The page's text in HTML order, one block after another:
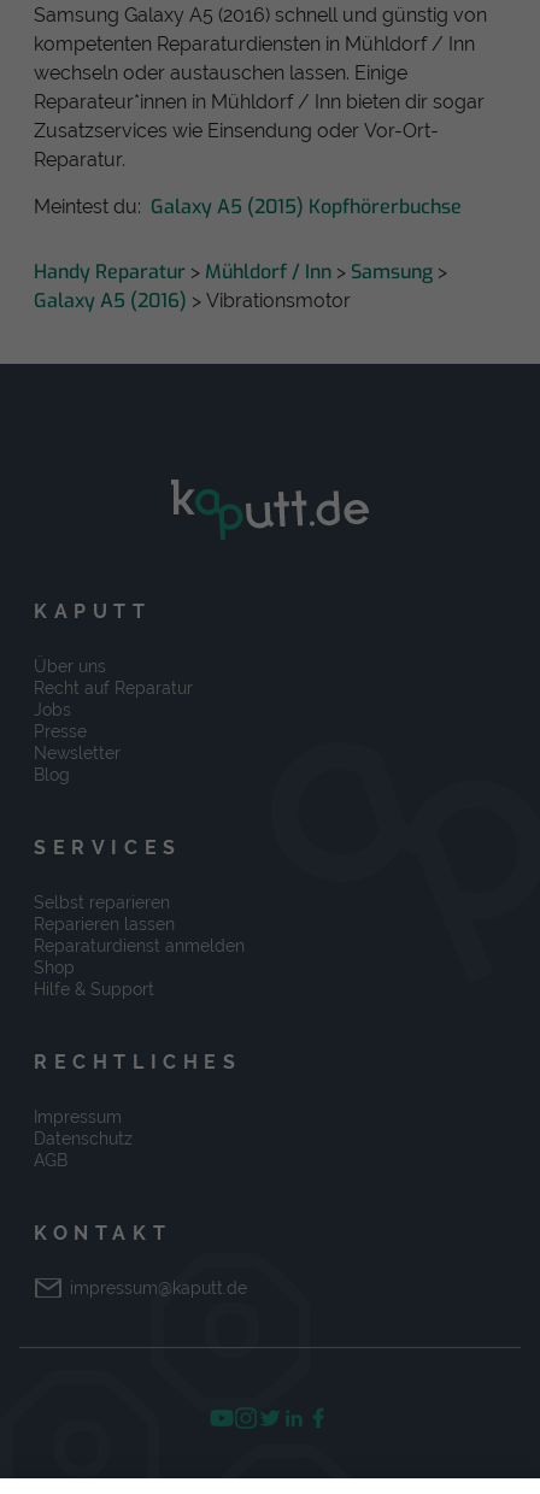
Samsung Galaxy A5 (2016) schnell und günstig von
kompetenten Reparaturdiensten in Mühldorf / Inn
wechseln oder austauschen lassen. Einige
Reparateur*innen in Mühldorf / Inn bieten dir sogar
Zusatzservices wie Einsendung oder Vor-Ort-
Reparatur.
Meintest du: Galaxy A5 (2015) Kopfhörerbuchse
Handy Reparatur > Mühldorf / Inn > Samsung >
Galaxy A5 (2016) > Vibrationsmotor
KAPUTT
Über uns
Recht auf Reparatur
Jobs
Presse
Newsletter
Blog
SERVICES
Selbst reparieren
Reparieren lassen
Reparaturdienst anmelden
Shop
Hilfe & Support
RECHTLICHES
Impressum
Datenschutz
AGB
KONTAKT
impressum@kaputt.de